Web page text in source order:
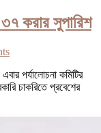
করার সুপারিশ
পর্যালোচনা কমিটির
চাকরিতে প্রবেশের